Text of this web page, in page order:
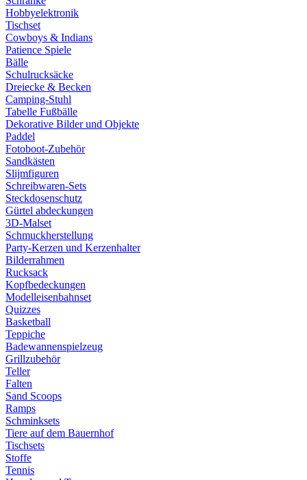
Hobbyelektronik
Tischset
Cowboys & Indians
Patience Spiele
Bälle
Schulrucksäcke
Dreiecke & Becken
Camping-Stuhl
Tabelle Fußbälle
Dekorative Bilder und Objekte
Paddel
Fotoboot-Zubehör
Sandkästen
Slijmfiguren
Schreibwaren-Sets
Steckdosenschutz
Gürtel abdeckungen
3D-Malset
Schmuckherstellung
Party-Kerzen und Kerzenhalter
Bilderrahmen
Rucksack
Kopfbedeckungen
Modelleisenbahnset
Quizzes
Basketball
Teppiche
Badewannenspielzeug
Grillzubehör
Teller
Falten
Sand Scoops
Ramps
Schminksets
Tiere auf dem Bauernhof
Tischsets
Stoffe
Tennis